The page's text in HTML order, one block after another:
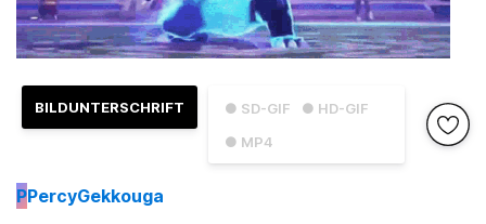
● SD-GIF
● HD-GIF
● MP4
BILDUNTERSCHRIFT
PPercyGekkouga